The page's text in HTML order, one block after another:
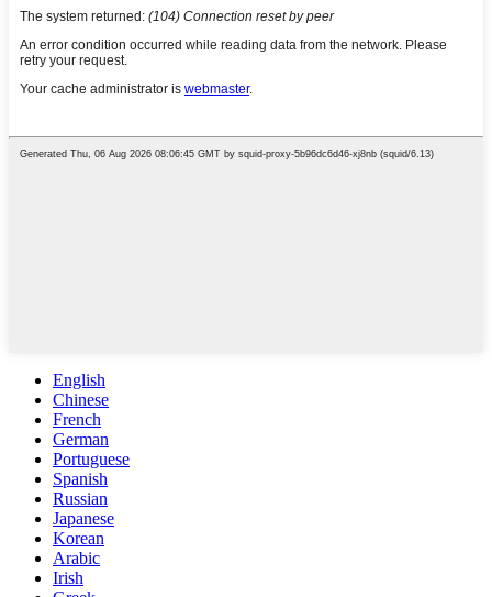
English
Chinese
French
German
Portuguese
Spanish
Russian
Japanese
Korean
Arabic
Irish